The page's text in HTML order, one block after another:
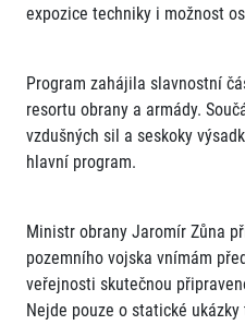
expozice techniky i možnost
Program zahájila slavnostní
resortu obrany a armády.
vzdušných sil a seskoky
hlavní program.
Ministr obrany Jaromír Zůna
pozemního vojska vnímám
veřejnosti skutečnou
Nejde pouze o statické